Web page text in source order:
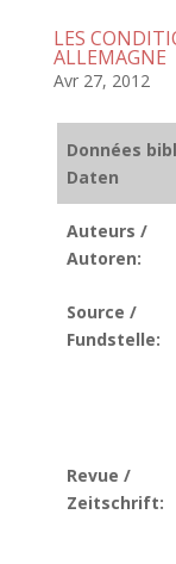
LES
ALLEMAGNE
Avr 27, 2012
Données
Daten
Auteurs /
Autoren:
Source /
Fundstelle:
Revue /
Zeitschrift: